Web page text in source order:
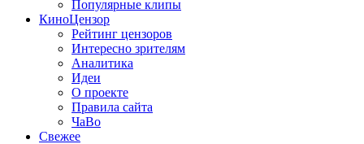
Популярные клипы
КиноЦензор
Рейтинг цензоров
Интересно зрителям
Аналитика
Идеи
О проекте
Правила сайта
ЧаВо
Свежее